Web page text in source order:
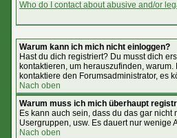
Who do I contact about abusive and/or
Warum kann ich mich nicht einloggen?
Hast du dich registriert? Du musst dich
kontaktieren, um herauszufinden,
kontaktiere den Forumsadministrator, es
Nach oben
Warum muss ich mich überhaupt
Es kann auch sein, dass du das gar
Usergruppen, usw. Es dauert nur wenige
Nach oben